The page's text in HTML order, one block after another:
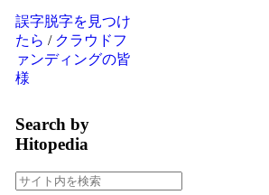
誤字脱字を見つけ
たら / クラウドフ
ァンディングの皆
様
Search by
Hitopedia